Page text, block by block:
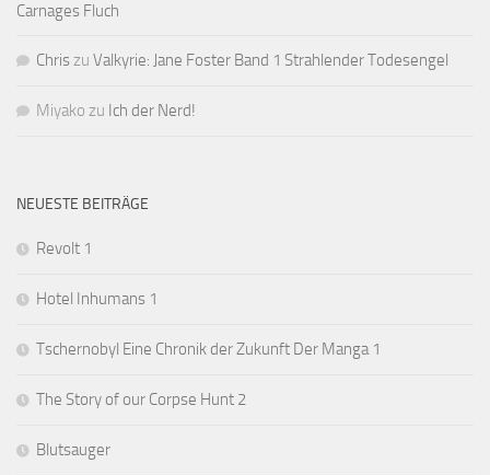
Carnages Fluch
Chriszu Valkyrie: Jane Foster Band 1 Strahlender Todesengel
Miyako zu Ich der Nerd!
NEUESTE BEITRÄGE
Revolt 1
Hotel Inhumans 1
Tschernobyl Eine Chronik der Zukunft Der Manga 1
The Story of our Corpse Hunt 2
Blutsauger